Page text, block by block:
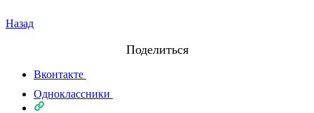
Назад
Поделиться
Вконтакте
Одноклассники